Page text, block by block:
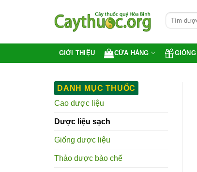
dung
Tìm
kiếm:
GIỚI THIỆU CỬA HÀNG
DANH MỤC THUỐC
Cao dược liệu
Dược liệu sạch
Giống dược liệu
Thảo dược bào chế